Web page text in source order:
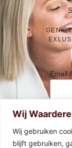
Wij
Wij gebruiken
blijft gebruiken,
Email